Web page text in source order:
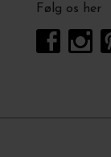
Følg os her